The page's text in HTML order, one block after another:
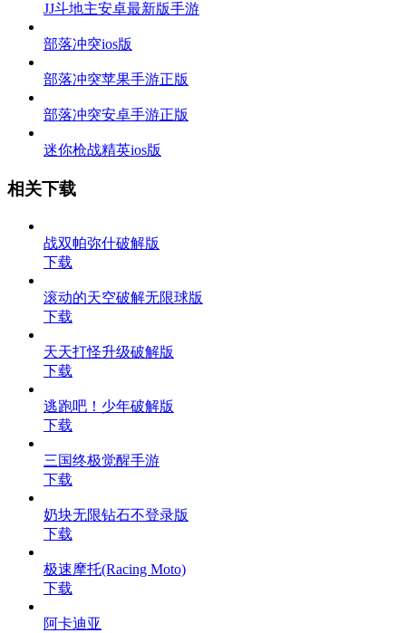
JJ斗地主安卓最新版手游
部落冲突ios版
部落冲突苹果手游正版
部落冲突安卓手游正版
迷你枪战精英ios版
相关下载
战双帕弥什破解版
下载
滚动的天空破解无限球版
下载
天天打怪升级破解版
下载
逃跑吧！少年破解版
下载
三国终极觉醒手游
下载
奶块无限钻石不登录版
下载
极速摩托(Racing Moto)
下载
阿卡迪亚